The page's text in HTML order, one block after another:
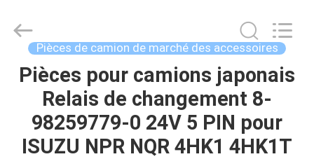
MAISON
PRODUITS
Technology
Reserved.
Pièces de camion de marché des accessoires
Pièces pour camions japonais
Relais de changement 8-
98259779-0 24V 5 PIN pour
ISUZU NPR NQR 4HK1 4HK1T